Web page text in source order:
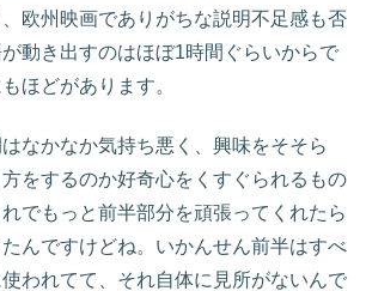
欧州映画でありがちな説明不足感も否
動き出すのはほぼ1時間ぐらいからで
ほどがあります。
なかなか気持ち悪く、興味をそそら
をするのか好奇心をくすぐられるもの
でもっと前半部分を頑張ってくれたら
んですけどね。いかんせん前半はすべ
われてて、それ自体に見所がないんで